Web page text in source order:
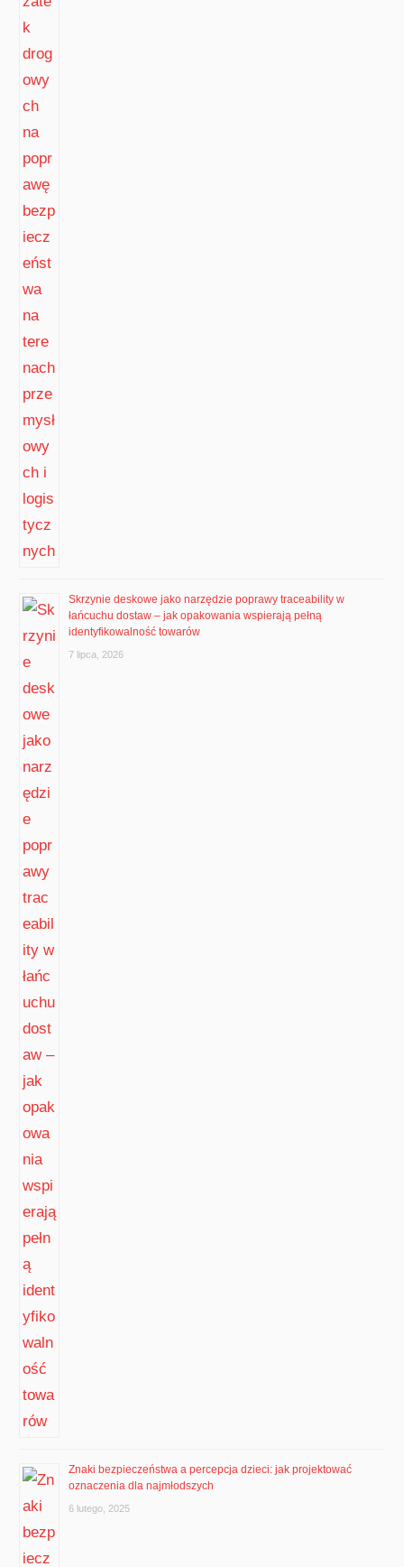
Skrzynie deskowe jako narzędzie poprawy traceability w
łańcuchu dostaw – jak opakowania wspierają pełną
identyfikowalność towarów
7 lipca, 2026
Znaki bezpieczeństwa a percepcja dzieci: jak projektować
oznaczenia dla najmłodszych
6 lutego, 2025